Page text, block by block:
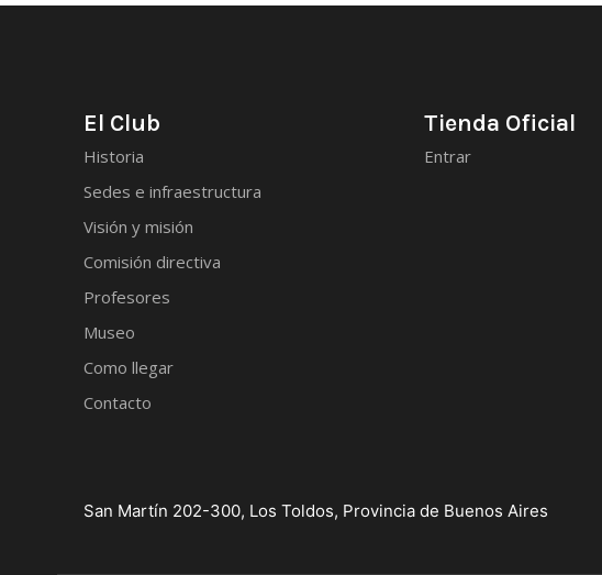
El Club
Historia
Sedes e infraestructura
Visión y misión
Comisión directiva
Profesores
Museo
Como llegar
Contacto
Tienda Oficial
Entrar
San Martín 202-300, Los Toldos, Provincia de Buenos Aires